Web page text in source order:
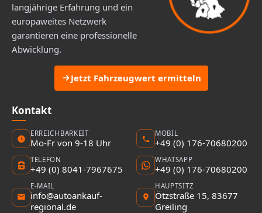
langjährige Erfahrung und ein
europaweites Netzwerk
garantieren eine professionelle
Abwicklung.
Jetzt Fahrzeugwert ermitteln
Kontakt
ERREICHBARKEIT
Mo-Fr von 9-18 Uhr
MOBIL
+49 (0) 176-70680200
TELEFON
+49 (0) 8041-7967675
WHATSAPP
+49 (0) 176-70680200
E-MAIL
info@autoankauf-
regional.de
HAUPTSITZ
Ötzstraße 15, 83677
Greiling